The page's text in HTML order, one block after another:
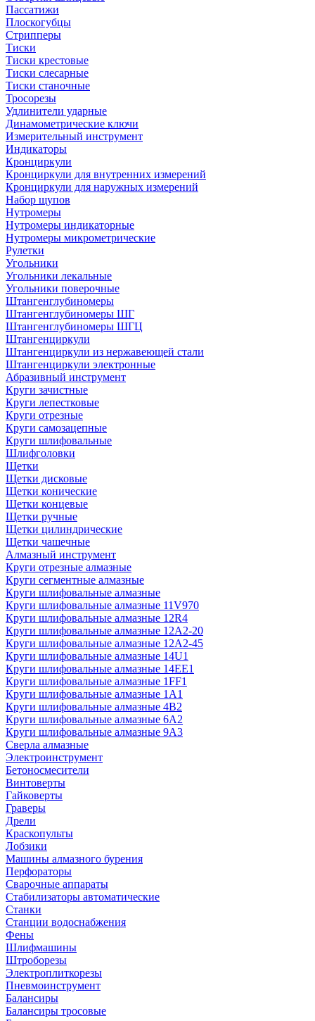
Пассатижи
Плоскогубцы
Стрипперы
Тиски
Тиски крестовые
Тиски слесарные
Тиски станочные
Тросорезы
Удлинители ударные
Динамометрические ключи
Измерительный инструмент
Индикаторы
Кронциркули
Кронциркули для внутренних измерений
Кронциркули для наружных измерений
Набор щупов
Нутромеры
Нутромеры индикаторные
Нутромеры микрометрические
Рулетки
Угольники
Угольники лекальные
Угольники поверочные
Штангенглубиномеры
Штангенглубиномеры ШГ
Штангенглубиномеры ШГЦ
Штангенциркули
Штангенциркули из нержавеющей стали
Штангенциркули электронные
Абразивный инструмент
Круги зачистные
Круги лепестковые
Круги отрезные
Круги самозацепные
Круги шлифовальные
Шлифголовки
Щетки
Щетки дисковые
Щетки конические
Щетки концевые
Щетки ручные
Щетки цилиндрические
Щетки чашечные
Алмазный инструмент
Круги отрезные алмазные
Круги сегментные алмазные
Круги шлифовальные алмазные
Круги шлифовальные алмазные 11V970
Круги шлифовальные алмазные 12R4
Круги шлифовальные алмазные 12А2-20
Круги шлифовальные алмазные 12А2-45
Круги шлифовальные алмазные 14U1
Круги шлифовальные алмазные 14ЕЕ1
Круги шлифовальные алмазные 1FF1
Круги шлифовальные алмазные 1А1
Круги шлифовальные алмазные 4В2
Круги шлифовальные алмазные 6A2
Круги шлифовальные алмазные 9А3
Сверла алмазные
Электроинструмент
Бетоносмесители
Винтоверты
Гайковерты
Граверы
Дрели
Краскопульты
Лобзики
Машины алмазного бурения
Перфораторы
Сварочные аппараты
Стабилизаторы автоматические
Станки
Станции водоснабжения
Фены
Шлифмашины
Штроборезы
Электроплиткорезы
Пневмоинструмент
Балансиры
Балансиры тросовые